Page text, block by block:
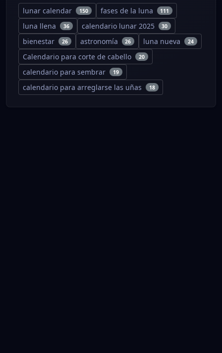
lunar calendar 150 fases de la luna 111
luna llena 36 calendario lunar 2025 30
bienestar 26 astronomía 26 luna nueva 24
Calendario para corte de cabello 20
calendario para sembrar 19
calendario para arreglarse las uñas 18